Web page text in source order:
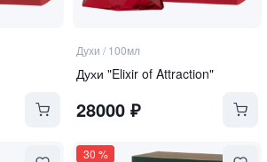
Духи / 100мл
Духи "Elixir of Attraction"
28000₽
30 %